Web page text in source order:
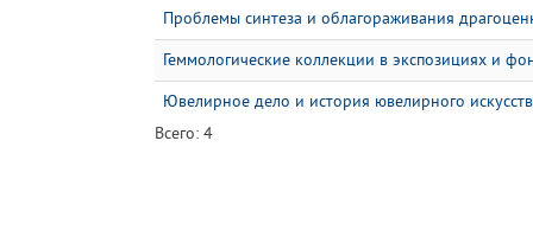
Проблемы синтеза и облагораживания
Геммологические коллекции в экспозициях и
Ювелирное дело и история ювелирного
Всего: 4